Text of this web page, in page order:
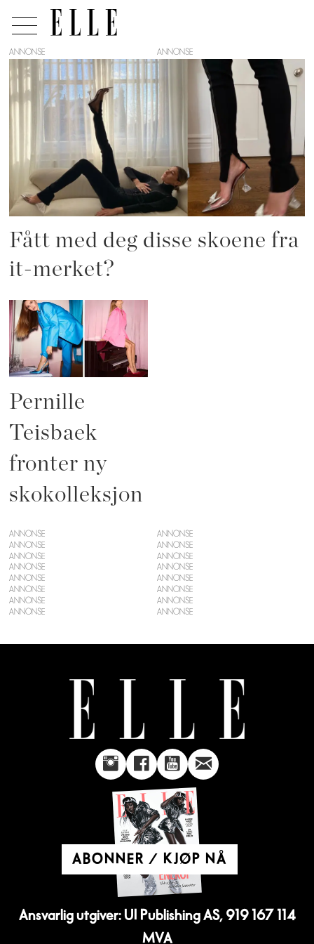
Tag:
amina
muaddi
ANNONSE
Fått med deg disse skoene fra
it-merket?
Pernille
Teisbaek
fronter ny
skokolleksjon
ANNONSE
ANNONSE
ANNONSE
ANNONSE
ANNONSE
ANNONSE
ANNONSE
ANNONSE
ABONNER / KJØP NÅ
Ansvarlig utgiver: UI Publishing AS, 919 167 114
MVA